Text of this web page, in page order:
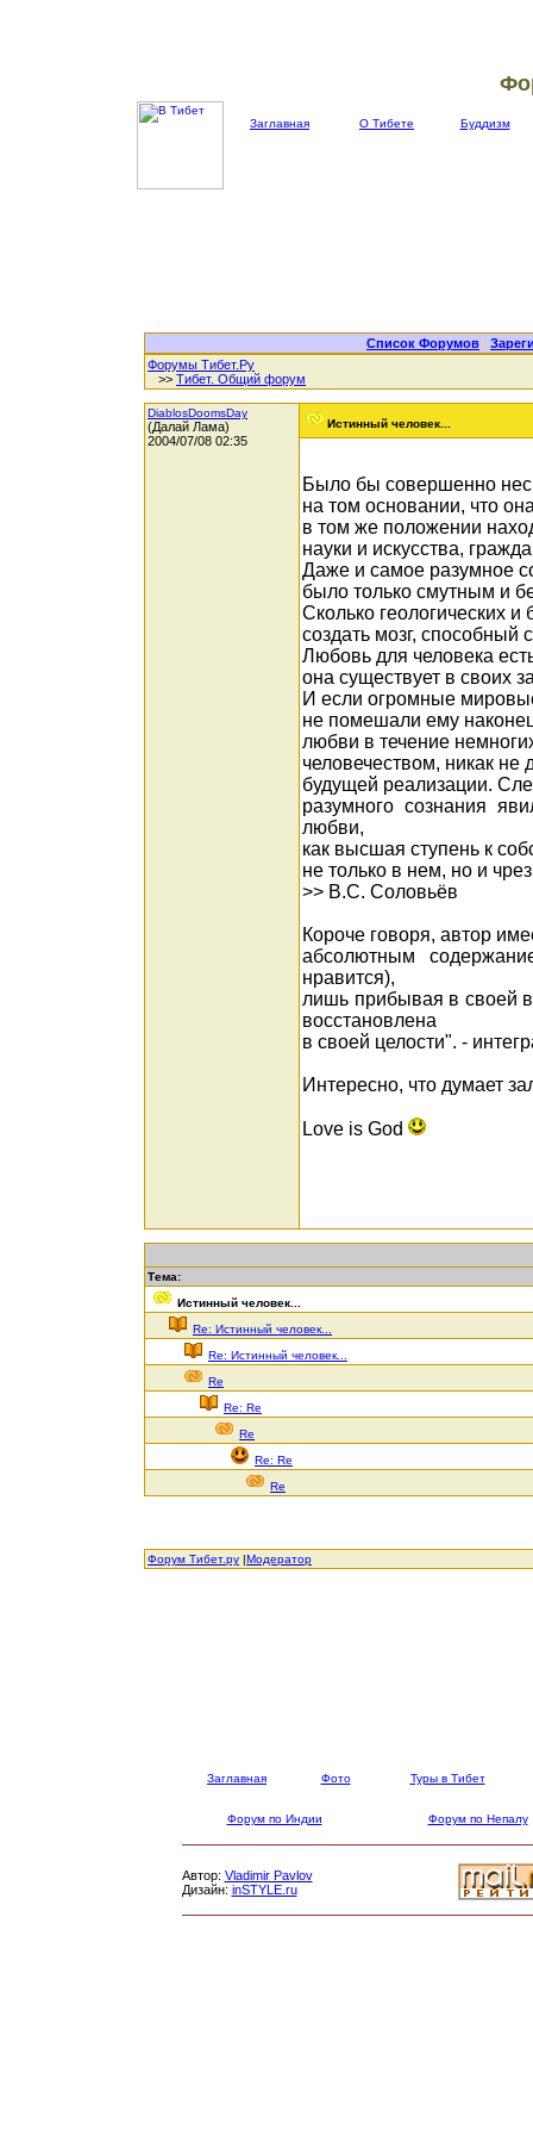
Заглавная О Тибете Буддизм
Список Форумов |
Форумы Тибет.Ру
>> Тибет. Общий форум
DiablosDoomsDay
(Далай Лама)
2004/07/08 02:35
Истинный человек...
Было бы совершенно
на том основании, что
в том же положении
науки и искусства,
Даже и самое разумное
было только смутным и
Сколько геологических
создать мозг,
Любовь для человека
она существует в своих
И если огромные
не помешали ему
любви в течение
человечеством, никак не
будущей реализации.
разумного сознания
любви,
как высшая ступень к
не только в нем, но и
>> В.С. Соловьёв
Короче говоря, автор
абсолютным
нравится),
лишь прибывая в своей
восстановлена
в своей целости". -
Интересно, что думает
Love is God
Тема:
Истинный человек...
Re: Истинный человек...
Re: Истинный человек...
Re
Re: Re
Re
Re: Re
Re
Форум Тибет.ру |Модератор
Заглавная Фото Туры в Тибет
Форум по Индии Форум по Непалу
Автор: Vladimir Pavlov
Дизайн: inSTYLE.ru